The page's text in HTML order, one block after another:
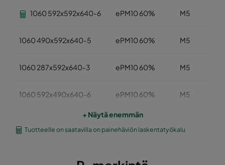
1060 592x592x640-6 ePM10 60% M5
1060 490x592x640-5 ePM10 60% M5
1060 287x592x640-3 ePM10 60% M5
1060 592x490x640-6 ePM10 60% M5
+ Näytä enemmän
Tuotteelle on saatavilla on painehäviön laskentatyökalu